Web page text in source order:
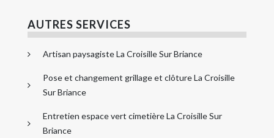
AUTRES SERVICES
Artisan paysagiste La Croisille Sur Briance
Pose et changement grillage et clôture La Croisille
Sur Briance
Entretien espace vert cimetière La Croisille Sur
Briance